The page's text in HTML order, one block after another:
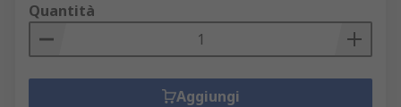
Quantità
Aggiungi